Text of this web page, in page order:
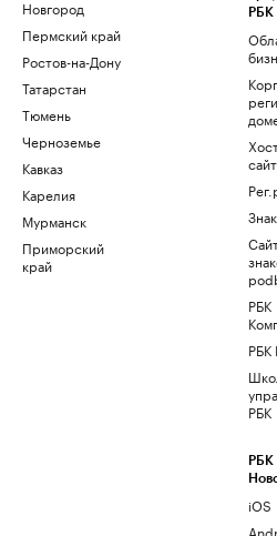
Новгород
Пермский край
Ростов-на-Дону
Татарстан
Тюмень
Черноземье
Кавказ
Карелия
Мурманск
Приморский
край
РБК
РБК
РБК
РБК
РБК
iOS